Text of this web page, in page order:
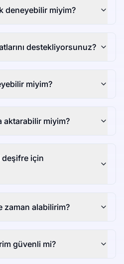
deneyebilir miyim?
destekliyorsunuz?
miyim?
aktarabilir miyim?
deşifre için
zaman alabilirim?
güvenli mi?